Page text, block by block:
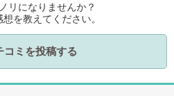
リになりませんか？
を教えてください。
コミを投稿する